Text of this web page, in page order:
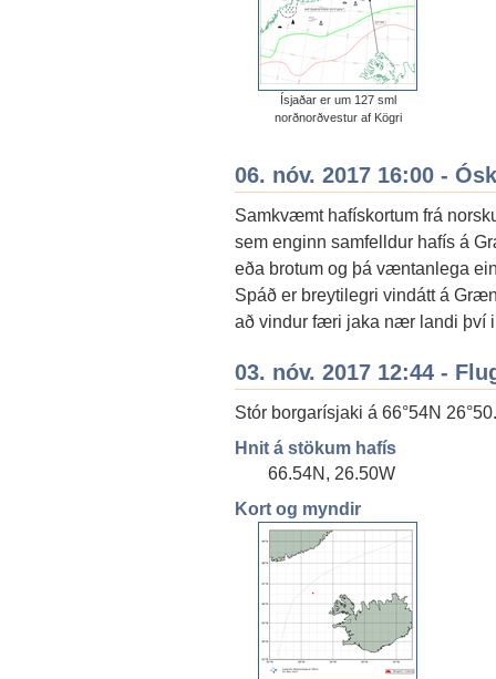
Ísjaðar er um 127 sml
norðnorðvestur af Kögri
06. nóv. 2017 16:00 -
Samkvæmt hafískortum frá
sem enginn samfelldur hafís á
eða brotum og þá væntanlega
Spáð er breytilegri vindátt á
að vindur færi jaka nær landi því
03. nóv. 2017 12:44 -
Stór borgarísjaki á 66°54N
Hnit á stökum hafís
66.54N, 26.50W
Kort og myndir